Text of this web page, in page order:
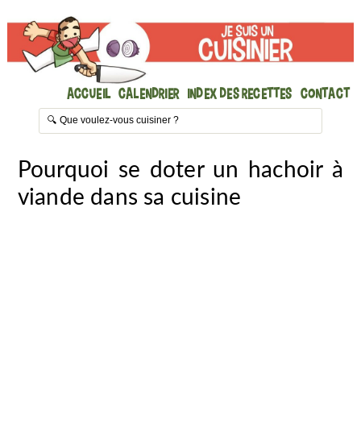
Accueil Calendrier Index des recettes Contact
Pourquoi se doter un hachoir à
viande dans sa cuisine